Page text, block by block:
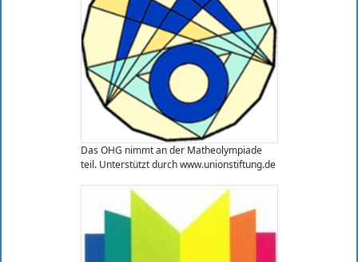
Das OHG nimmt an der Matheolympiade
teil. Unterstützt durch www.unionstiftung.de